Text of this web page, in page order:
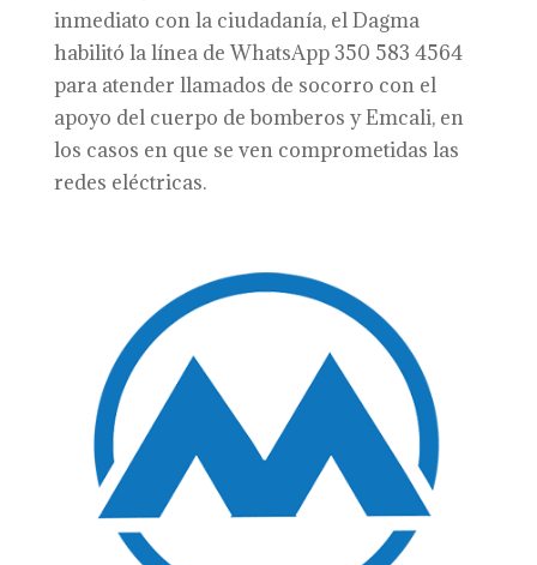
inmediato con la ciudadanía, el Dagma
habilitó la línea de WhatsApp 350 583 4564
para atender llamados de socorro con el
apoyo del cuerpo de bomberos y Emcali, en
los casos en que se ven comprometidas las
redes eléctricas.